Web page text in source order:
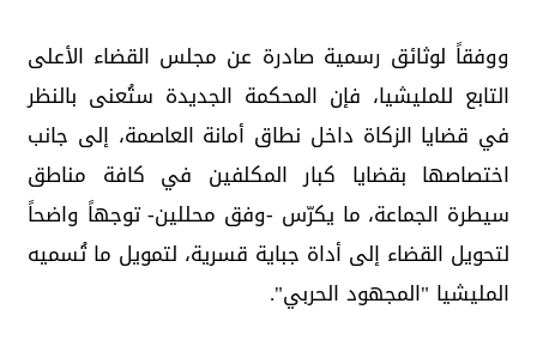
ووفقاً لوثائق رسمية صادرة عن مجلس القضاء الأعلى
التابع للمليشيا، فإن المحكمة الجديدة ستُعنى بالنظر
في قضايا الزكاة داخل نطاق أمانة العاصمة، إلى جانب
اختصاصها بقضايا كبار المكلفين في كافة مناطق
سيطرة الجماعة، ما يكرّس -وفق محللين- توجهاً واضحاً
لتحويل القضاء إلى أداة جباية قسرية، لتمويل ما تُسميه
المليشيا "المجهود الحربي".